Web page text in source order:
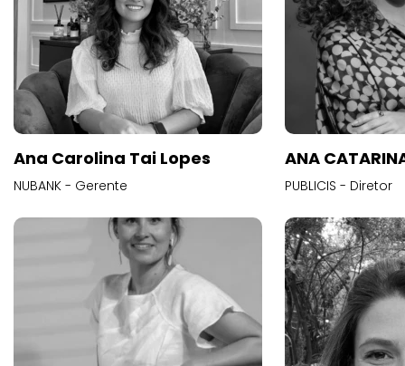
Ana Carolina Tai Lopes
NUBANK - Gerente
ANA
PUBLICIS - Diretor